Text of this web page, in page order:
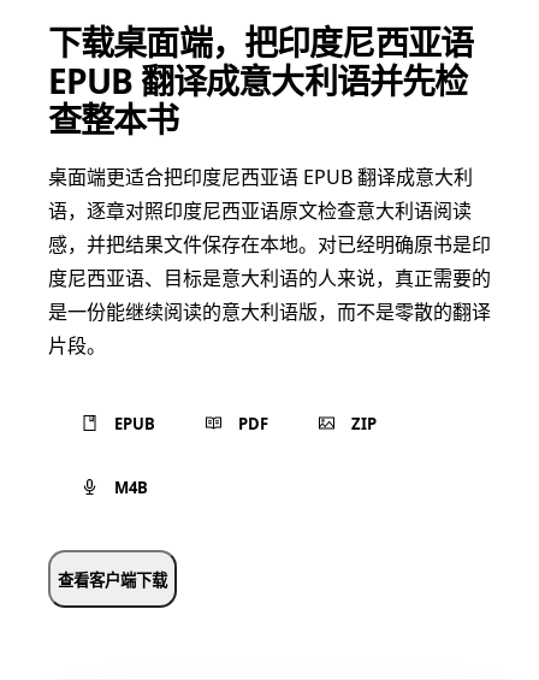
下载桌面端，把印度尼西亚语
EPUB 翻译成意大利语并先检
查整本书
桌面端更适合把印度尼西亚语 EPUB 翻译成意大利
语，逐章对照印度尼西亚语原文检查意大利语阅读
感，并把结果文件保存在本地。对已经明确原书是印
度尼西亚语、目标是意大利语的人来说，真正需要的
是一份能继续阅读的意大利语版，而不是零散的翻译
片段。
EPUB PDF ZIP
M4B
查看客户端下载